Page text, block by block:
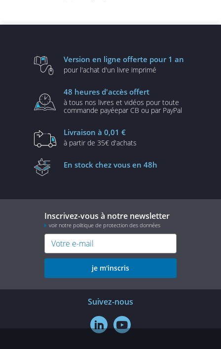
corrigés) -
Version en ligne offerte pour 1 an
pour l'achat d'un livre imprimé
48 heures d'accès offert
à tous nos livres et vidéos pour toute
commande payéepar CB ou par PayPal
Livraison à 0,01 €
à partir de 35€ d'achats
En stock chez vous en 48h
Inscrivez-vous à notre newsletter
voir notre politique de protection des données
je m'inscris
Suivez-nous
 